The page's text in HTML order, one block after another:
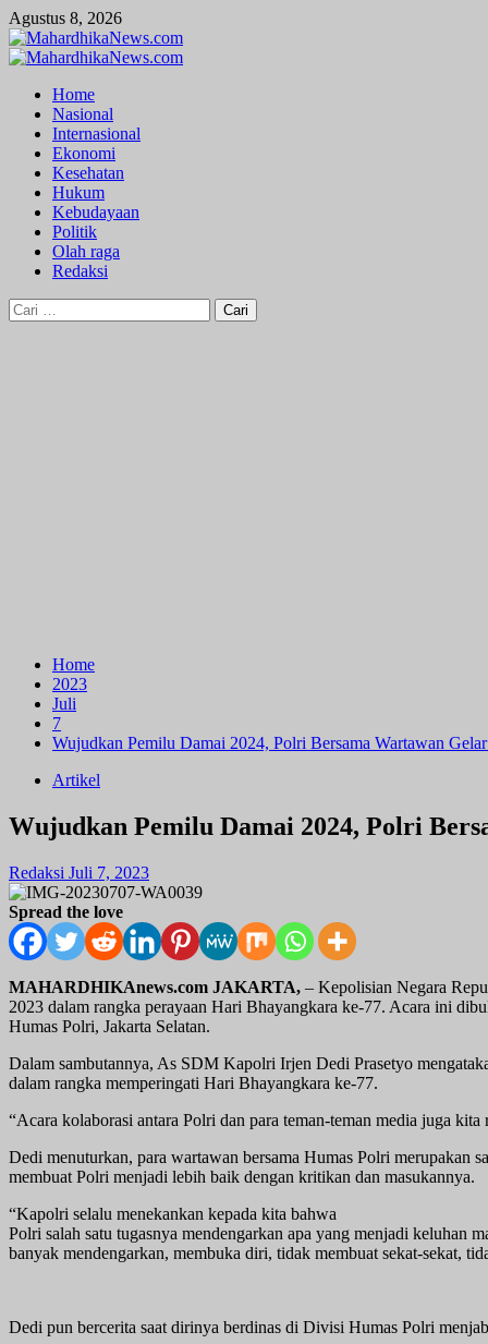
Skip
to
content
Agustus 8, 2026
Primary
Home
Nasional
Internasional
Ekonomi
Kesehatan
Hukum
Kebudayaan
Politik
Olah raga
Redaksi
Cari
untuk:
Home
2023
Juli
7
Wujudkan Pemilu Damai 2024, Polri Bersama Wartawan
Artikel
Wujudkan Pemilu Damai 2024, Polri
Redaksi Juli 7, 2023
Spread the love
MAHARDHIKAnews.com JAKARTA, – Kepolisian Negara
2023 dalam rangka perayaan Hari Bhayangkara ke-77. Acara ini
Humas Polri, Jakarta Selatan.
Dalam sambutannya, As SDM Kapolri Irjen Dedi Prasetyo
dalam rangka memperingati Hari Bhayangkara ke-77.
“Acara kolaborasi antara Polri dan para teman-teman media juga
Dedi menuturkan, para wartawan bersama Humas Polri merupakan
membuat Polri menjadi lebih baik dengan kritikan dan masukannya.
“Kapolri selalu menekankan kepada kita bahwa
Polri salah satu tugasnya mendengarkan apa yang menjadi keluhan
banyak mendengarkan, membuka diri, tidak membuat sekat-sekat,
Dedi pun bercerita saat dirinya berdinas di Divisi Humas Polri